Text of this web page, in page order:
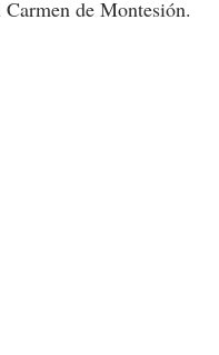
de Montesión.